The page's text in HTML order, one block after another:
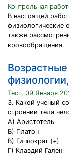
Контрольная
В настоящей
физиологические
также
кровообращения.
Тест, 09 Января
3. Какой ученый
строении тела
А) Аристотель
Б) Платон
В) Гиппократ (+)
Г) Клавдий Гален